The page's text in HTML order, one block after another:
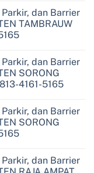
dan Barrier
TAMBRAUW
dan Barrier
SORONG
4161-5165
dan Barrier
SORONG
dan Barrier